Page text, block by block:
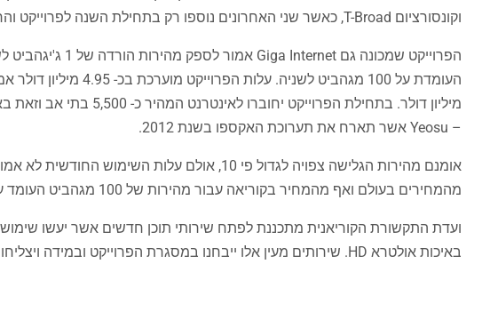
וקונסורציום T-Broad, כאשר שני האחרונים נוספו רק בתחילת השנה לפרוייקט והראשונים בשנה קודם.
מיליון דולר. בתחילת
– Yeosu אשר תארח את תערוכת האקספו בשנת 2012.
מהמחירים בעולם ואף מהמחיר בקוריאה עבור מהירות של 100 מגהביט העומד על כ-38 דולר לחודש.
ועדת התקשורת הקוריאנית מתכננת לפתח שירותי תוכן חדשים אשר יעשו
באיכות אולטרא HD. שירותים מעין אלו ייבחנו במסגרת הפרוייקט ובמידה ויצליחו ייכנסו לשימוש מלא עם הנגשת הפרוייקט לשאר תושבי המדינה.